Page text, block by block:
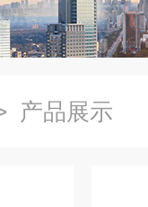
产品展示